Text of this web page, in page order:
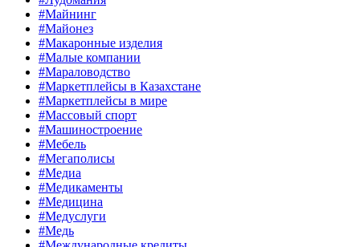
#Майнинг
#Майонез
#Макаронные изделия
#Малые компании
#Мараловодство
#Маркетплейсы в Казахстане
#Маркетплейсы в мире
#Массовый спорт
#Машиностроение
#Мебель
#Мегаполисы
#Медиа
#Медикаменты
#Медицина
#Медуслуги
#Медь